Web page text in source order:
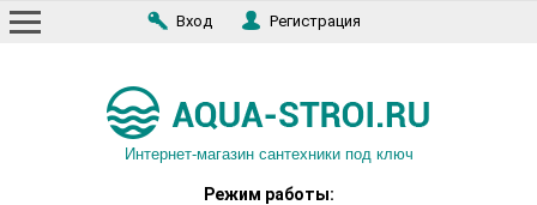
Вход Регистрация
Интернет-магазин сантехники под ключ
Режим работы: